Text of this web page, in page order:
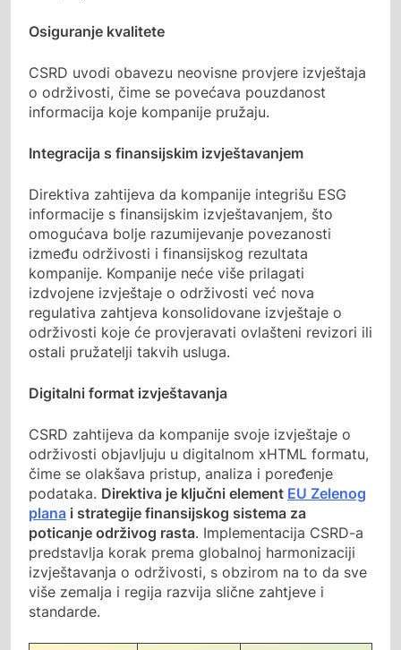
Osiguranje kvalitete
CSRD uvodi obavezu neovisne provjere izvještaja
o održivosti, čime se povećava pouzdanost
informacija koje kompanije pružaju.
Integracija s finansijskim izvještavanjem
Direktiva zahtijeva da kompanije integrišu ESG
informacije s finansijskim izvještavanjem, što
omogućava bolje razumijevanje povezanosti
između održivosti i finansijskog rezultata
kompanije. Kompanije neće više prilagati
izdvojene izvještaje o održivosti već nova
regulativa zahtjeva konsolidovane izvještaje o
održivosti koje će provjeravati ovlašteni revizori ili
ostali pružatelji takvih usluga.
Digitalni format izvještavanja
CSRD zahtijeva da kompanije svoje izvještaje o
održivosti objavljuju u digitalnom xHTML formatu,
čime se olakšava pristup, analiza i poređenje
podataka. Direktiva je ključni element EU Zelenog
plana i strategije finansijskog sistema za
poticanje održivog rasta. Implementacija CSRD-a
predstavlja korak prema globalnoj harmonizaciji
izvještavanja o održivosti, s obzirom na to da sve
više zemalja i regija razvija slične zahtjeve i
standarde.